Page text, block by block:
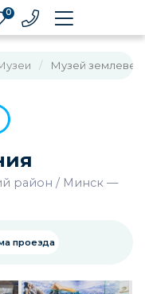
0
Музей
район Минск —
проезда